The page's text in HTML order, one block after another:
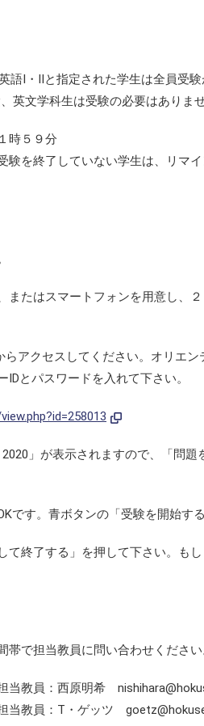
Ⅰ・Ⅱと指定された学生は全員受験
英文学科生は受験の必要はありま
時５９分
験を終了していない学生は、リマ
たはスマートフォンを用意し、
アクセスしてください。オリエ
とパスワードを入れて下さい。
」が表示されますので、「問題
す。青ボタンの「受験を開始す
終了する」を押して下さい。も
で担当教員に問い合わせください
教員：西原明希
当教員：T・ゲッツ